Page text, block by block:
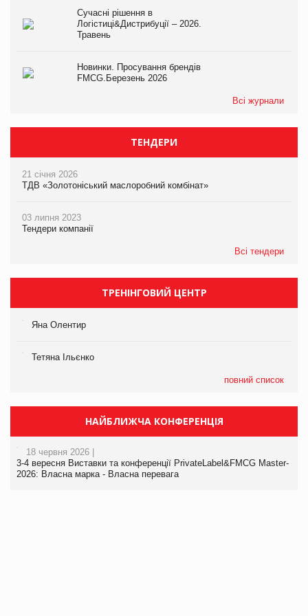
Сучасні рішення в
Логістиці&Дистрибуції – 2026.
Травень
Новинки. Просування брендів
FMCG.Березень 2026
Всі журнали
ТЕНДЕРИ
21 січня 2026
ТДВ «Золотоніський маслоробний комбінат»
03 липня 2023
Тендери компанії
Всі тендери
ТРЕНІНГОВИЙ ЦЕНТР
Яна Олентир
Тетяна Ільєнко
повний список
НАЙБЛИЖЧА КОНФЕРЕНЦІЯ
18 червня 2026 |
3-4 вересня Виставки та конференції PrivateLabel&FMCG Master-
2026: Власна марка - Власна перевага